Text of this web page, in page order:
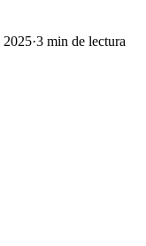
2025·3 min de lectura